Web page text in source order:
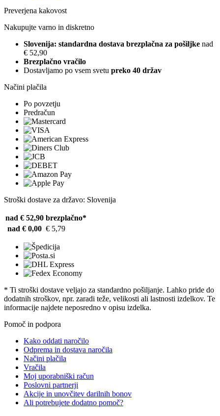
Preverjena kakovost
Nakupujte varno in diskretno
Slovenija: standardna dostava brezplačna za pošiljke nad
€ 52,90
Brezplačno vračilo
Dostavljamo po vsem svetu preko 40 držav
Načini plačila
Po povzetju
Predračun
Stroški dostave za državo: Slovenija
nad € 52,90 brezplačno*
nad € 0,00 € 5,79
* Ti stroški dostave veljajo za standardno pošiljanje. Lahko pride do
dodatnih stroškov, npr. zaradi teže, velikosti ali lastnosti izdelkov. Te
informacije najdete neposredno v opisu izdelka.
Pomoč in podpora
Kako oddati naročilo
Odprema in dostava naročila
Načini plačila
Vračila
Moj uporabniški račun
Poslovni partnerji
Akcije in unovčitev darilnih bonov
Ali potrebujete dodatno pomoč?